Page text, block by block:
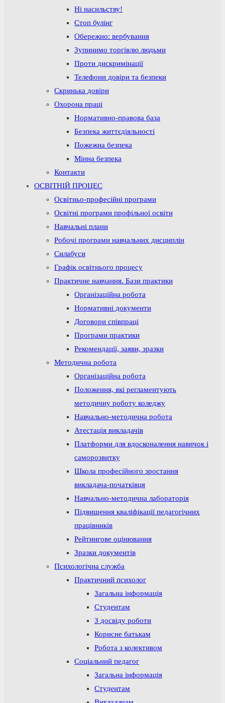
Ні насильству!
Стоп булінг
Обережно: вербування
Зупинимо торгівлю людьми
Проти дискримінації
Телефони довіри та безпеки
Скринька довіри
Охорона праці
Нормативно-правова база
Безпека життєдіяльності
Пожежна безпека
Мінна безпека
Контакти
ОСВІТНІЙ ПРОЦЕС
Освітньо-професійні програми
Освітні програми профільної освіти
Навчальні плани
Робочі програми навчальних дисциплін
Силабуси
Графік освітнього процесу
Практичне навчання. Бази практики
Організаційна робота
Нормативні документи
Договори співпраці
Програми практики
Рекомендації, заяви, зразки
Методична робота
Організаційна робота
Положення, які регламентують
методичну роботу коледжу
Навчально-методична робота
Атестація викладачів
Платформи для вдосконалення навичок і
саморозвитку
Школа професійного зростання
викладача-початківця
Навчально-методична лабораторія
Підвищення кваліфікації педагогічних
працівників
Рейтингове оцінювання
Зразки документів
Психологічна служба
Практичний психолог
Загальна інформація
Студентам
З досвіду роботи
Корисне батькам
Робота з колективом
Соціальний педагог
Загальна інформація
Студентам